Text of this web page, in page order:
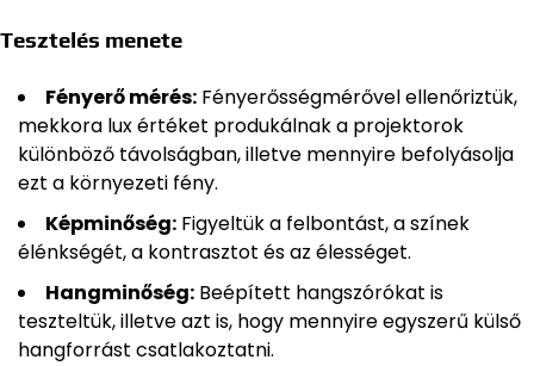
Tesztelés menete
Fényerő mérés: Fényerősségmérővel ellenőriztük,
mekkora lux értéket produkálnak a projektorok
különböző távolságban, illetve mennyire befolyásolja
ezt a környezeti fény.
Képminőség: Figyeltük a felbontást, a színek
élénkségét, a kontrasztot és az élességet.
Hangminőség: Beépített hangszórókat is
teszteltük, illetve azt is, hogy mennyire egyszerű külső
hangforrást csatlakoztatni.